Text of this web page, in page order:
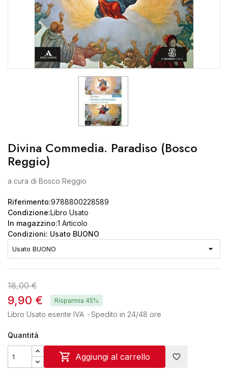
Divina Commedia. Paradiso (Bosco
Reggio)
a cura di Bosco Reggio
Riferimento:9788800228589
Condizione:Libro Usato
In magazzino:1 Articolo
Condizioni: Usato BUONO
18,00 €
9,90 € Risparmia 45%
Libro Usato esente IVA Spedito in 24/48 ore
Quantità
 Aggiungi al carrello favorite_border